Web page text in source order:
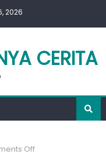
2026
CERITA
Offon